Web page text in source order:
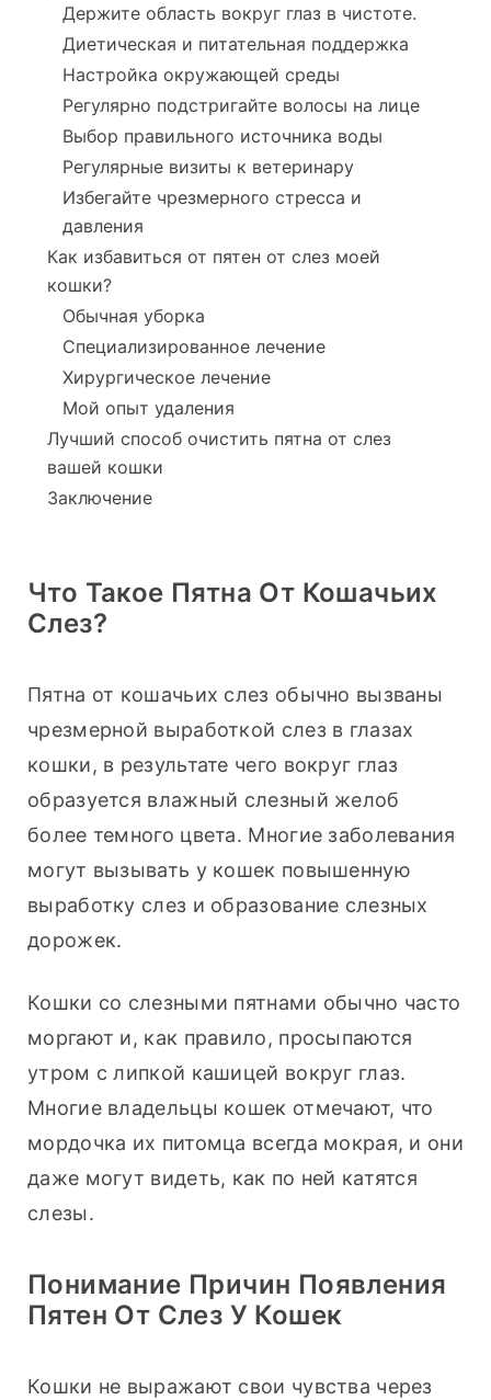
Держите область вокруг глаз в чистоте.
Диетическая и питательная поддержка
Настройка окружающей среды
Регулярно подстригайте волосы на лице
Выбор правильного источника воды
Регулярные визиты к ветеринару
Избегайте чрезмерного стресса и
давления
Как избавиться от пятен от слез моей
кошки?
Обычная уборка
Специализированное лечение
Хирургическое лечение
Мой опыт удаления
Лучший способ очистить пятна от слез
вашей кошки
Заключение
Что Такое Пятна От Кошачьих
Слез?
Пятна от кошачьих слез обычно вызваны
чрезмерной выработкой слез в глазах
кошки, в результате чего вокруг глаз
образуется влажный слезный желоб
более темного цвета. Многие заболевания
могут вызывать у кошек повышенную
выработку слез и образование слезных
дорожек.
Кошки со слезными пятнами обычно часто
моргают и, как правило, просыпаются
утром с липкой кашицей вокруг глаз.
Многие владельцы кошек отмечают, что
мордочка их питомца всегда мокрая, и они
даже могут видеть, как по ней катятся
слезы.
Понимание Причин Появления
Пятен От Слез У Кошек
Кошки не выражают свои чувства через